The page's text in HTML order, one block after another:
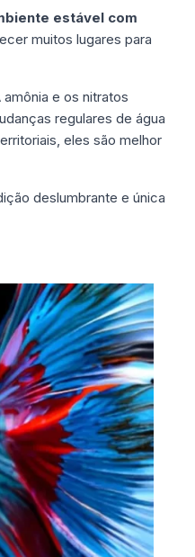
estável com
muitos lugares para
e os nitratos
regulares de água
eles são melhor
deslumbrante e única